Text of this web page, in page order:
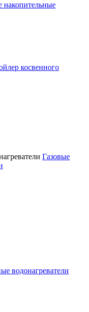
накопительные
косвенного
Газовые
водонагреватели